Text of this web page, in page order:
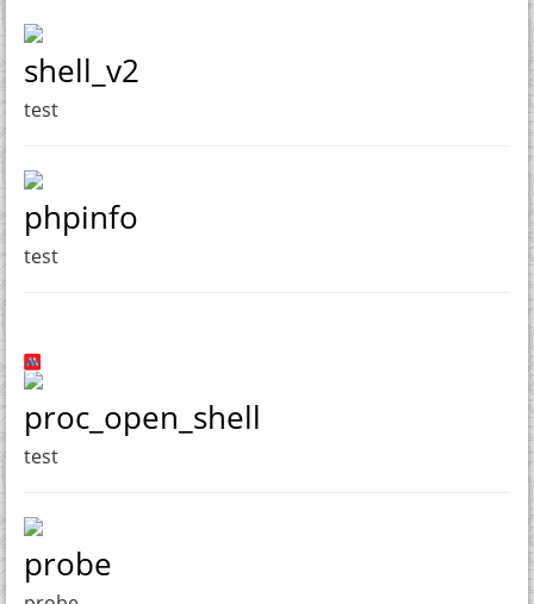
shell_v2
test
phpinfo
test
proc_open_shell
test
probe